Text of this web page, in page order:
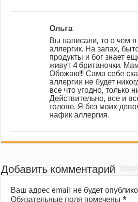
Ольга
Вы написали, то о чем
аллергик. На запах,
продукты и бог знает
живут 4 британочки.
Обожаю!!! Сама себе
аллергии не будет
все что угодно, только
Действительно, все и
голове. Я без моих
нафик аллергия.
Добавить комментарий
Ваш адрес email не будет
Обязательные поля помечены*